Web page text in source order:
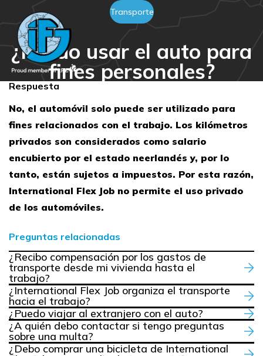
Transporte
¿Puedo usar el auto para
fines personales?
Respuesta
No, el automóvil solo puede ser utilizado para
fines relacionados con el trabajo. Los kilómetros
privados son considerados como salario
encubierto por el estado neerlandés y, por lo
tanto, están sujetos a impuestos. Por esta razón,
International Flex Job no permite el uso privado
de los automóviles.
Preguntas relacionadas
¿Recibo compensación por los gastos de
transporte desde mi vivienda hasta el
trabajo?
¿International Flex Job organiza el transporte
hacia el trabajo?
¿Puedo viajar al extranjero con el auto?
¿A quién debo contactar si tengo preguntas
sobre una multa?
¿Debo comprar una bicicleta de International